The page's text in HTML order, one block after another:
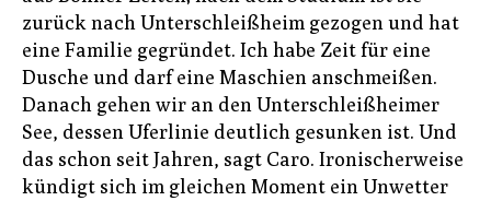
zurück nach Unterschleißheim gezogen und hat
eine Familie gegründet. Ich habe Zeit für eine
Dusche und darf eine Maschien anschmeißen.
Danach gehen wir an den Unterschleißheimer
See, dessen Uferlinie deutlich gesunken ist. Und
das schon seit Jahren, sagt Caro. Ironischerweise
kündigt sich im gleichen Moment ein Unwetter